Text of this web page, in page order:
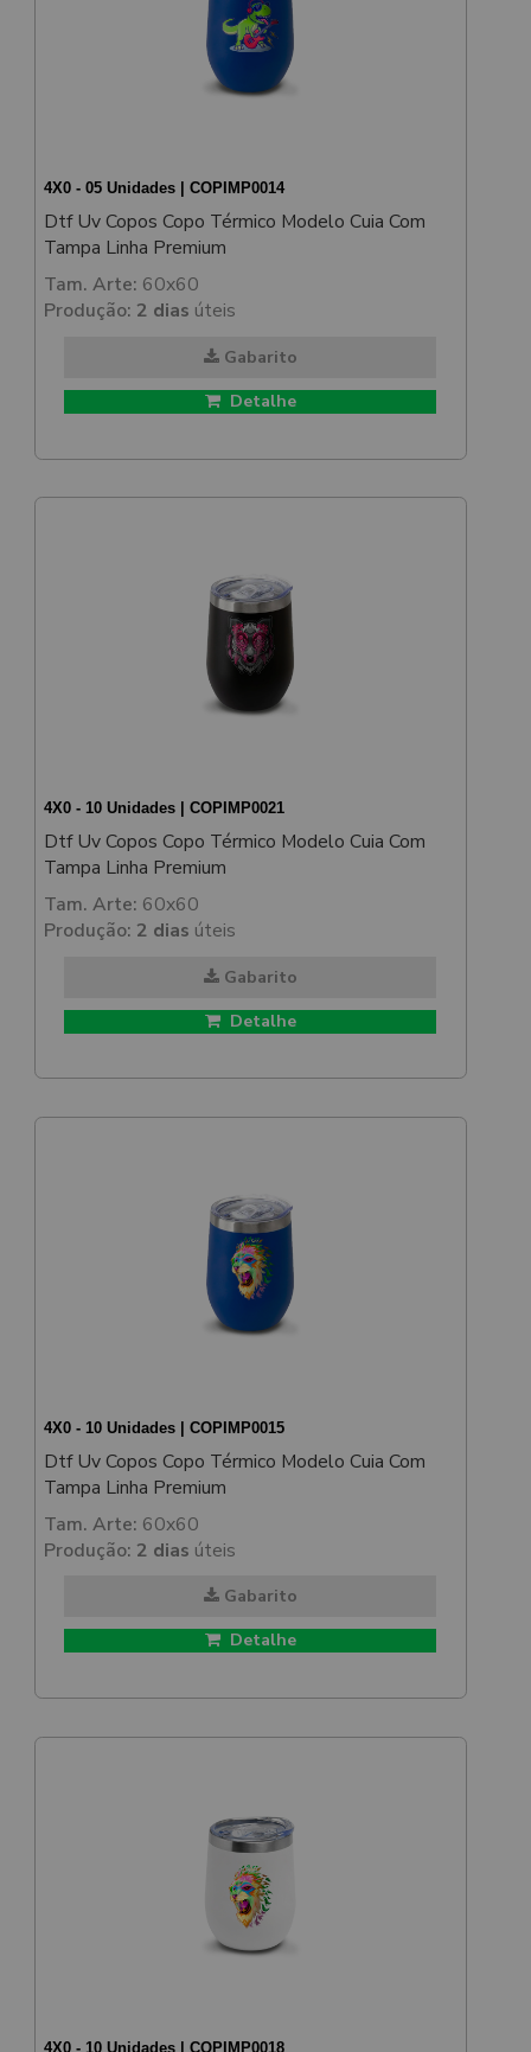
4X0 - 05 Unidades | COPIMP0014
Dtf Uv Copos Copo Térmico Modelo Cuia Com
Tampa Linha Premium
Tam. Arte: 60x60
Produção: 2 dias úteis
Gabarito
Detalhe
4X0 - 10 Unidades | COPIMP0021
Dtf Uv Copos Copo Térmico Modelo Cuia Com
Tampa Linha Premium
Tam. Arte: 60x60
Produção: 2 dias úteis
Gabarito
Detalhe
4X0 - 10 Unidades | COPIMP0015
Dtf Uv Copos Copo Térmico Modelo Cuia Com
Tampa Linha Premium
Tam. Arte: 60x60
Produção: 2 dias úteis
Gabarito
Detalhe
4X0 - 10 Unidades | COPIMP0018